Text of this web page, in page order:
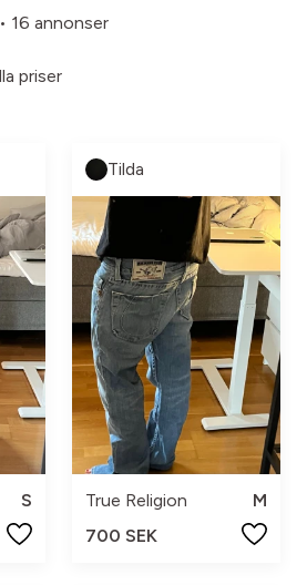
• 16 annonser
priser
S
Tilda
True Religion
M
700 SEK